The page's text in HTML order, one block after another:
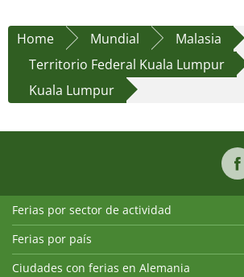
Home Mundial
Malasia
Territorio Federal Kuala Lumpur
Kuala Lumpur
Ferias por sector de actividad
Ferias por país
Ciudades con ferias en Alemania